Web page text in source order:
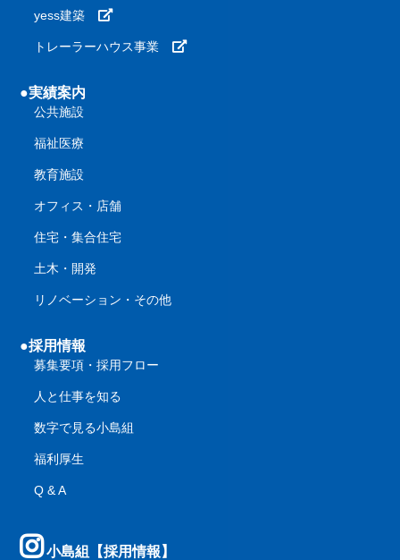
yess建築
トレーラーハウス事業
●実績案内
公共施設
福祉医療
教育施設
オフィス・店舗
住宅・集合住宅
土木・開発
リノベーション・その他
●採用情報
募集要項・採用フロー
人と仕事を知る
数字で見る小島組
福利厚生
Q & A
小島組【採用情報】